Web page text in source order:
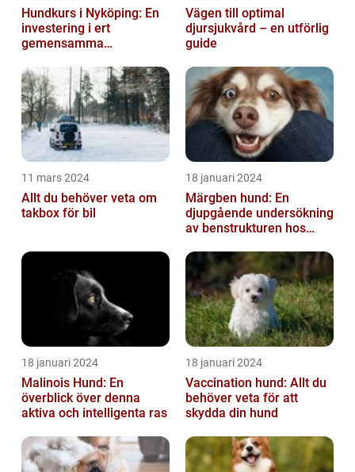
Hundkurs i Nyköping: En
investering i ert
gemensamma
Vägen till optimal
djursjukvård – en utförlig
guide
11 mars 2024
Allt du behöver veta om
takbox för bil
18 januari 2024
Märgben hund: En
djupgående undersökning
av benstrukturen hos
18 januari 2024
Malinois Hund: En
överblick över denna
aktiva och intelligenta ras
18 januari 2024
Vaccination hund: Allt du
behöver veta för att
skydda din hund